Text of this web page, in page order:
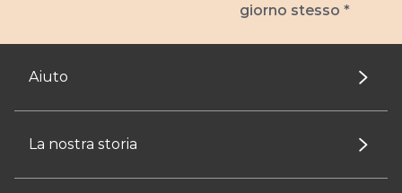
giorno stesso *
Aiuto
La nostra storia